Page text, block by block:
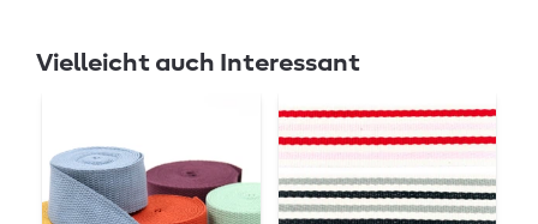
Vielleicht auch Interessant